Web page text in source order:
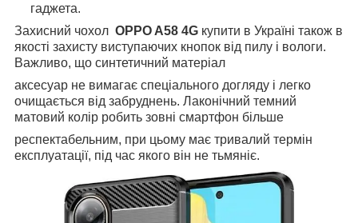
гаджета.
Захисний чохол OPPO A58 4G купити в Україні також в
якості захисту виступаючих кнопок від пилу і вологи.
Важливо, що синтетичний матеріал
аксесуар не вимагає спеціального догляду і легко
очищається від забруднень. Лаконічний темний
матовий колір робить зовні смартфон більше
респектабельним, при цьому має тривалий термін
експлуатації, під час якого він не тьмяніє.